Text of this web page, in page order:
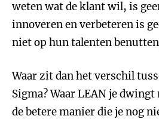
weten wat de klant wil, is
innoveren en verbeteren is
niet op hun talenten
Waar zit dan het verschil
Sigma? Waar LEAN je
de betere manier die je nog